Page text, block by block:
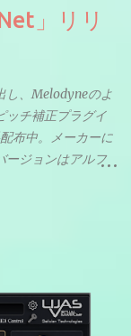
」リリ
し、Melodyneのよ
ッチ補正プラグイ
布中。メーカーに
ージョンはアルフ